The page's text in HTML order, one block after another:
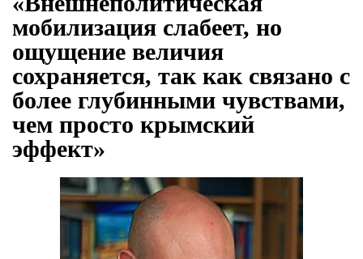
мобилизация слабеет, но
ощущение величия
сохраняется, так как связано с
более глубинными чувствами,
чем просто крымский
эффект»